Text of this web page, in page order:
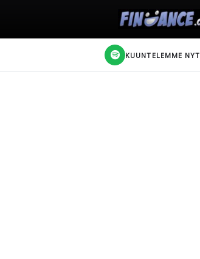
KUUNTELEMME NYT